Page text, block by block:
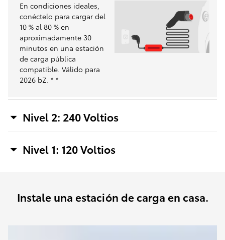
En condiciones ideales,
conéctelo para cargar del
10 % al 80 % en
aproximadamente 30
minutos en una estación
de carga pública
compatible. Válido para
2026 bZ. * *
Nivel 2: 240 Voltios
Nivel 1: 120 Voltios
Instale una estación de carga en casa.